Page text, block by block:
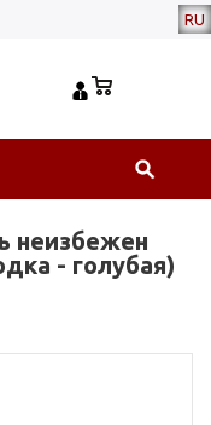
RU
- голубая)